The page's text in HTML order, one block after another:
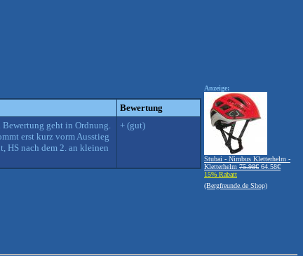
Bewertung
geht in Ordnung.
erst kurz vorm Ausstieg
HS nach dem 2. an kleinen
+ (gut)
Anzeige:
Stubai - Nimbus Kletterhelm -
Kletterhelm 75.98€ 64.58€
15% Rabatt
(Bergfreunde.de Shop)